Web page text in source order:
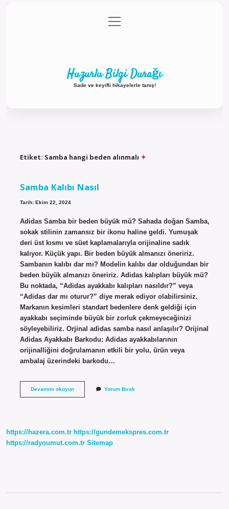
Gizlilik Politikası
menüyü
aç
Huzurlu Bilgi Durağı
Sade ve keyifli hikayelerle tanış!
Etiket: Samba hangi beden alınmalı
Samba Kalıbı Nasıl
Tarih: Ekim 22, 2024
Adidas Samba bir beden büyük mü? Sahada doğan Samba,
sokak stilinin zamansız bir ikonu haline geldi. Yumuşak
deri üst kısmı ve süet kaplamalarıyla orijinaline sadık
kalıyor. Küçük yapı. Bir beden büyük almanızı öneririz.
Sambanın kalıbı dar mı? Modelin kalıbı dar olduğundan bir
beden büyük almanızı öneririz. Adidas kalıpları büyük mü?
Bu noktada, “Adidas ayakkabı kalıpları nasıldır?” veya
“Adidas dar mı oturur?” diye merak ediyor olabilirsiniz.
Markanın kesimleri standart bedenlere denk geldiği için
ayakkabı seçiminde büyük bir zorluk çekmeyeceğinizi
söyleyebiliriz. Orjinal adidas samba nasıl anlaşılır? Orijinal
Adidas Ayakkabı Barkodu: Adidas ayakkabılarının
orijinalliğini doğrulamanın etkili bir yolu, ürün veya
ambalaj üzerindeki barkodu…
Devamını okuyunSamba
Yorum Bırak
https://hazera.com.tr https://gundemekspres.com.tr
https://radyoumut.com.tr Sitemap